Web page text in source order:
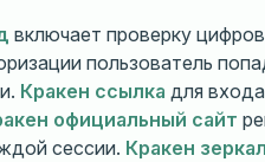
включает проверку
пользователь
Кракен ссылка для
официальный сайт
сессии. Кракен